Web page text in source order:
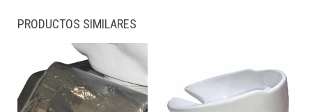
PRODUCTOS SIMILARES